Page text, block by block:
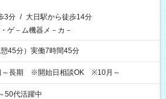
3分 / 大日駅から徒歩14分
ゲ－ム機器メ－カ－
45分）実働7時間45分
～長期 ※開始日相談OK ※10月～
50代活躍中